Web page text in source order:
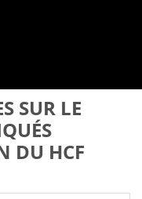
SUR LE
DU HCF